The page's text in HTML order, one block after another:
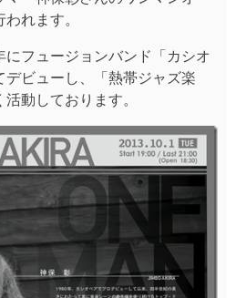
れます。
フュージョンバンド「カシオ
ビューし、「熱帯ジャズ楽
動しております。